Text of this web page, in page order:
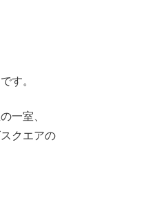
す。
一室、
クエアの